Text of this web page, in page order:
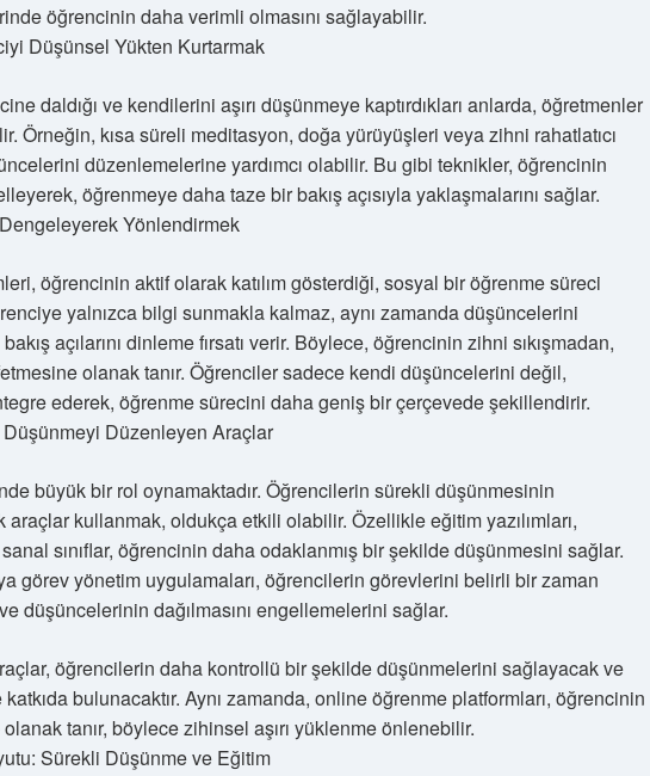
öğrencinin daha verimli olmasını sağlayabilir.
Düşünsel Yükten Kurtarmak
daldığı ve kendilerini aşırı düşünmeye kaptırdıkları anlarda, öğretmenler
Örneğin, kısa süreli meditasyon, doğa yürüyüşleri veya zihni rahatlatıcı
düzenlemelerine yardımcı olabilir. Bu gibi teknikler, öğrencinin
öğrenmeye daha taze bir bakış açısıyla yaklaşmalarını sağlar.
Yönlendirmek
öğrencinin aktif olarak katılım gösterdiği, sosyal bir öğrenme süreci
yalnızca bilgi sunmakla kalmaz, aynı zamanda düşüncelerini
açılarını dinleme fırsatı verir. Böylece, öğrencinin zihni sıkışmadan,
olanak tanır. Öğrenciler sadece kendi düşüncelerini değil,
ederek, öğrenme sürecini daha geniş bir çerçevede şekillendirir.
Düzenleyen Araçlar
büyük bir rol oynamaktadır. Öğrencilerin sürekli düşünmesinin
kullanmak, oldukça etkili olabilir. Özellikle eğitim yazılımları,
sınıflar, öğrencinin daha odaklanmış bir şekilde düşünmesini sağlar.
görev yönetim uygulamaları, öğrencilerin görevlerini belirli bir zaman
düşüncelerinin dağılmasını engellemelerini sağlar.
öğrencilerin daha kontrollü bir şekilde düşünmelerini sağlayacak ve
bulunacaktır. Aynı zamanda, online öğrenme platformları, öğrencinin
tanır, böylece zihinsel aşırı yüklenme önlenebilir.
Sürekli Düşünme ve Eğitim